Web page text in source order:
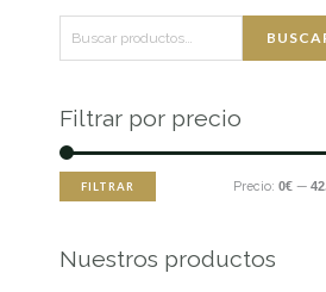
por:
Filtrar por precio
FILTRAR Precio: 0€—
Nuestros productos